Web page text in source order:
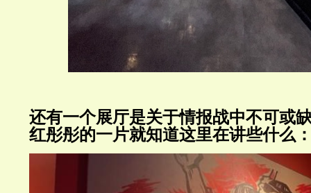
还有一个展厅是关于情报战中不可或
红彤彤的一片就知道这里在讲些什么